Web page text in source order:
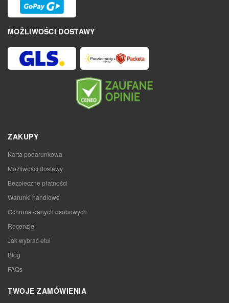
MOŻLIWOŚCI DOSTAWY
ZAKUPY
Karta podarunkowa
Możliwości dostawy
Bezpieczne płatności
Warunki handlowe
Ochrona danych osobowych
Recenzje
Jak wybrać etui
Blog
FAQs
TWOJE ZAMÓWIENIA